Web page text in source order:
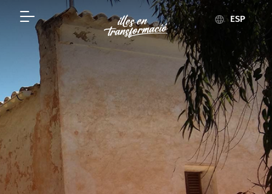
ESP
FINALIDADES DEL ITS
Bienestar social: 18 Proyectos 83 Millones de €
Formación y calidad: 18 Proyectos 45 Millones de €
Medio Ambiente: 155 Proyectos 456 Millones de €
Mejora del Destino: 49 Proyectos 129 Millones de €
Patrimonio histórico: 28 Proyectos 39 Millones de €
Investigación (I+D+I): 18 Proyectos 57 Millones de €
Turismo responsable: 8 Proyectos 37 Millones de €